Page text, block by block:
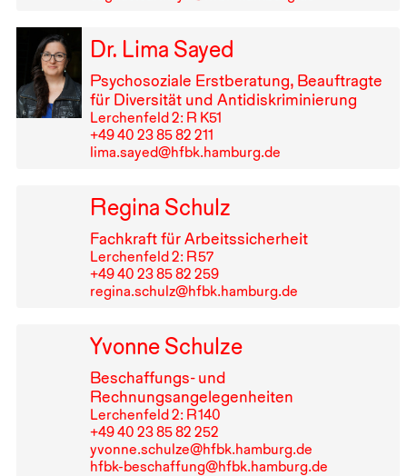
Dr. Lima Sayed
Psychosoziale Erstberatung, Beauftragte
für Diversität und Antidiskriminierung
Lerchenfeld 2: R K51
+49⁠ ⁠40⁠ ⁠23⁠ ⁠85⁠ ⁠82⁠ ⁠211
lima.sayed@hfbk.hamburg.de
Regina Schulz
Fachkraft für Arbeitssicherheit
Lerchenfeld 2: R⁠ ⁠57
+49⁠ ⁠40⁠ ⁠23⁠ ⁠85⁠ ⁠82⁠ ⁠259
regina.schulz@hfbk.hamburg.de
Yvonne Schulze
Beschaffungs- und
Rechnungsangelegenheiten
Lerchenfeld 2: R⁠ ⁠140
+49⁠ ⁠40⁠ ⁠23⁠ ⁠85⁠ ⁠82⁠ ⁠252
yvonne.schulze@hfbk.hamburg.de
hfbk-beschaffung@hfbk.hamburg.de